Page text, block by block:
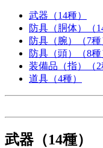
武器（14種）
防具（胴体）（
防具（腕）（7種
防具（頭）（8種
装備品（指）（2
道具（4種）
武器（14種）